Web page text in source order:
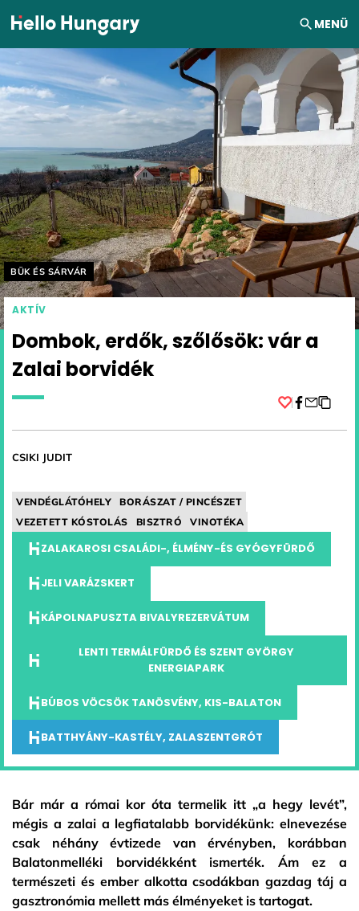
Ugrás a tartalomhoz MENÜ
Helyszín címkék:
BÜK ÉS SÁRVÁR
AKTÍV
Dombok, erdők, szőlősök: vár a
Zalai borvidék
CSIKI JUDIT
VENDÉGLÁTÓHELY
BORÁSZAT / PINCÉSZET
VEZETETT KÓSTOLÁS
BISZTRÓ VINOTÉKA
ZALAKAROSI CSALÁDI-, ÉLMÉNY-ÉS GYÓGYFÜRDŐ
JELI VARÁZSKERT
KÁPOLNAPUSZTA BIVALYREZERVÁTUM
LENTI TERMÁLFÜRDŐ ÉS SZENT GYÖRGY
ENERGIAPARK
BÚBOS VÖCSÖK TANÖSVÉNY, KIS-BALATON
BATTHYÁNY-KASTÉLY, ZALASZENTGRÓT
Bár már a római kor óta termelik itt „a hegy levét”,
mégis a zalai a legfiatalabb borvidékünk: elnevezése
csak néhány évtizede van érvényben, korábban
Balatonmelléki borvidékként ismerték. Ám ez a
természeti és ember alkotta csodákban gazdag táj a
gasztronómia mellett más élményeket is tartogat.